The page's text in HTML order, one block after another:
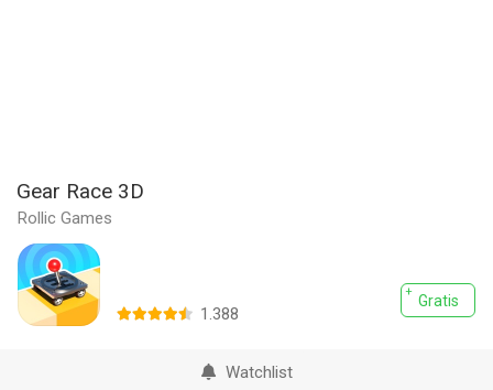
Gear Race 3D
Rollic Games
Gratis
1.388
Watchlist